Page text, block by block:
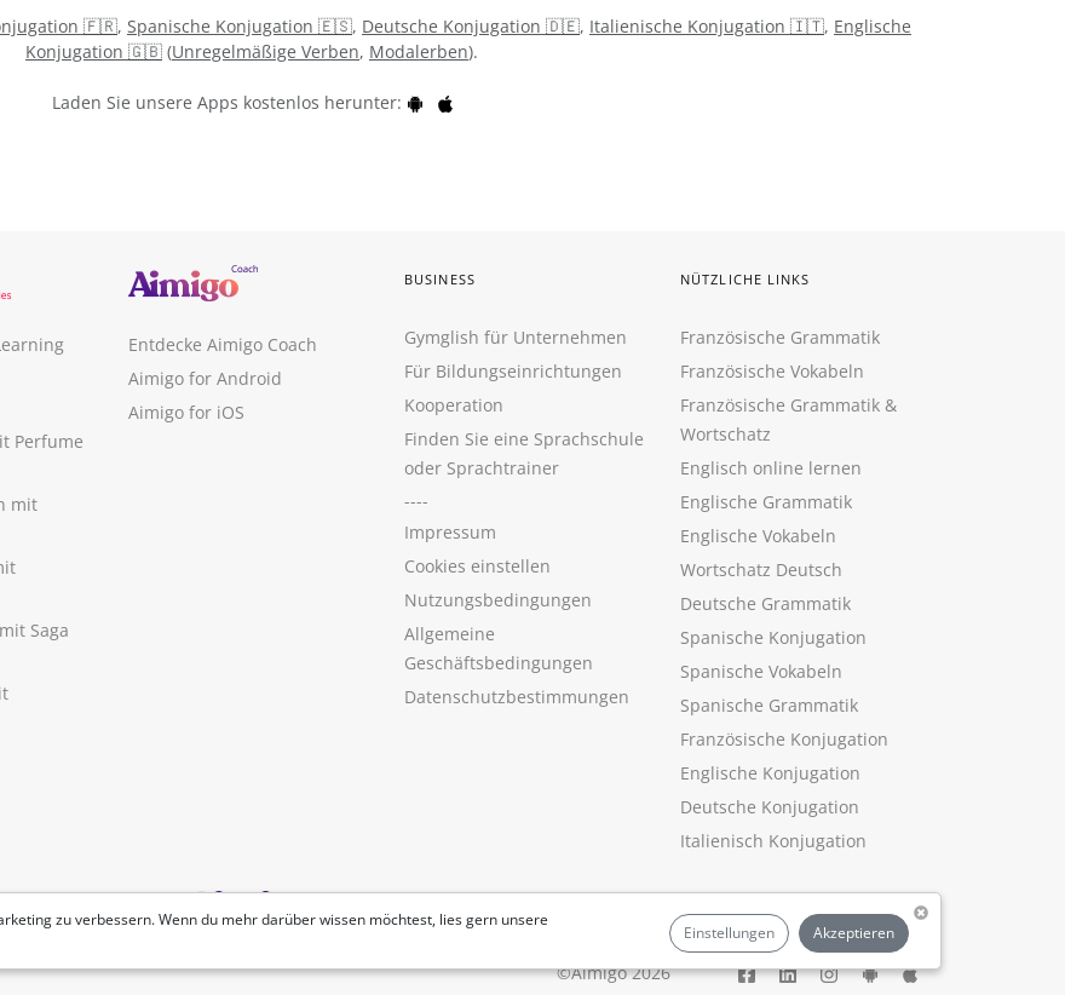
🇫🇷, Spanische Konjugation 🇪🇸, Deutsche Konjugation 🇩🇪, Italienische Konjugation 🇮🇹, Englische
Konjugation 🇬🇧 (Unregelmäßige Verben, Modalerben).
Laden Sie unsere Apps kostenlos herunter:
zu verbessern. Wenn du mehr darüber wissen möchtest, lies gern unsere
Einstellungen Akzeptieren
Perfume
mit
Saga
Entdecke Aimigo Coach
Aimigo for Android
Aimigo for iOS
BUSINESS
Gymglish für Unternehmen
Für Bildungseinrichtungen
Kooperation
Finden Sie eine Sprachschule
oder Sprachtrainer
----
Impressum
Cookies einstellen
Nutzungsbedingungen
Allgemeine
Geschäftsbedingungen
Datenschutzbestimmungen
NÜTZLICHE LINKS
Französische Grammatik
Französische Vokabeln
Französische Grammatik &
Wortschatz
Englisch online lernen
Englische Grammatik
Englische Vokabeln
Wortschatz Deutsch
Deutsche Grammatik
Spanische Konjugation
Spanische Vokabeln
Spanische Grammatik
Französische Konjugation
Englische Konjugation
Deutsche Konjugation
Italienisch Konjugation
©Aimigo 2026